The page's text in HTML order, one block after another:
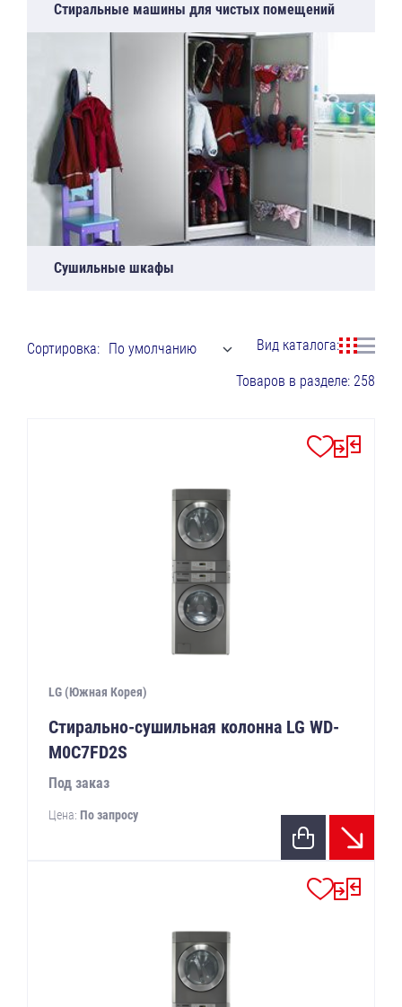
Стиральные машины для чистых помещений
Сушильные шкафы
Сортировка: По умолчанию
Товаров в разделе: 258
Вид каталога:
LG (Южная Корея)
Стирально-сушильная колонна LG WD-
M0C7FD2S
Под заказ
Цена: По запросу